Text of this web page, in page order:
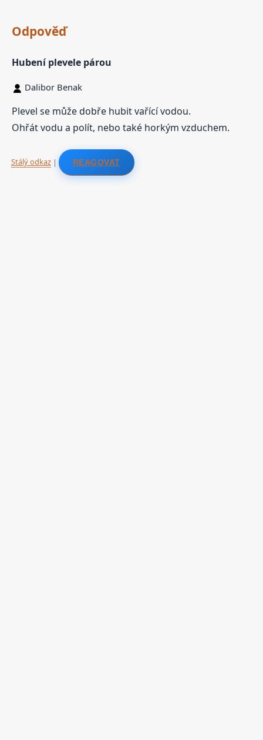
Odpověď
Hubení plevele párou
Dalibor Benak
Plevel se může dobře hubit vařící vodou.
Ohřát vodu a polít, nebo také horkým vzduchem.
Stálý odkaz| REAGOVAT